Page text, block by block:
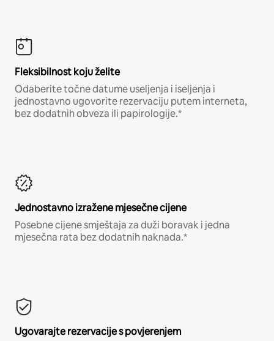
Fleksibilnost koju želite
Odaberite točne datume useljenja i iseljenja i
jednostavno ugovorite rezervaciju putem interneta,
bez dodatnih obveza ili papirologije.*
Jednostavno izražene mjesečne cijene
Posebne cijene smještaja za duži boravak i jedna
mjesečna rata bez dodatnih naknada.*
Ugovarajte rezervacije s povjerenjem